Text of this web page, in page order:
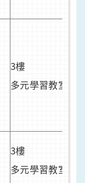
3樓
多元學習教室
3樓
多元學習教室